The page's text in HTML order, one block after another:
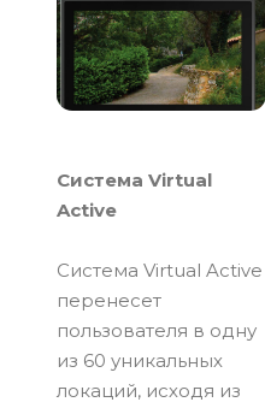
Система Virtual
Active
Система Virtual Active
перенесет
пользователя в одну
из 60 уникальных
локаций, исходя из